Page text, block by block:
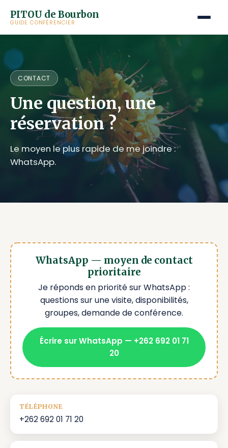
PITOU de Bourbon
GUIDE CONFÉRENCIER
CONTACT
Une question, une
réservation ?
Le moyen le plus rapide de me joindre :
WhatsApp.
WhatsApp — moyen de contact
prioritaire
Je réponds en priorité sur WhatsApp :
questions sur une visite, disponibilités,
groupes, demande de conférence.
Écrire sur WhatsApp — +262 692 01 71
20
TÉLÉPHONE
+262 692 01 71 20